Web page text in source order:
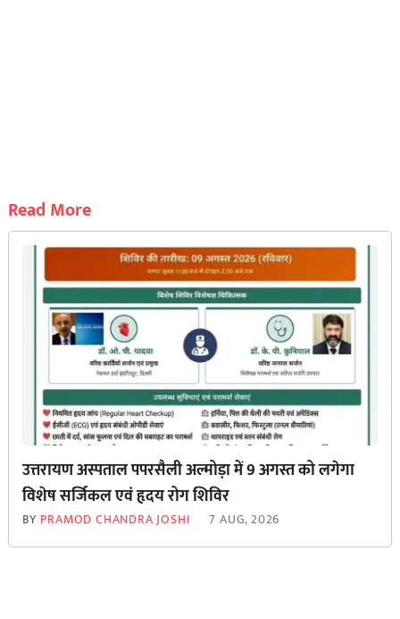
Read More
उत्तरायण अस्पताल पपरसैली अल्मोड़ा में 9 अगस्त को लगेगा
विशेष सर्जिकल एवं हृदय रोग शिविर
BY PRAMOD CHANDRA JOSHI 7 AUG, 2026